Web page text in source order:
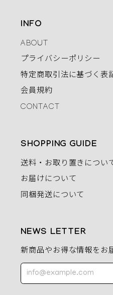
INFO
ABOUT
プライバシーポリシー
特定商取引法に基づく表
会員規約
CONTACT
SHOPPING GUIDE
送料・お取り置きについ
お届けについて
同梱発送について
NEWS LETTER
新商品やお得な情報をお